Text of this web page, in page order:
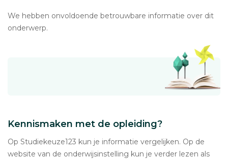
We hebben onvoldoende betrouwbare informatie over dit
onderwerp.
Kennismaken met de opleiding?
Op Studiekeuze123 kun je informatie vergelijken. Op de
website van de onderwijsinstelling kun je verder lezen als